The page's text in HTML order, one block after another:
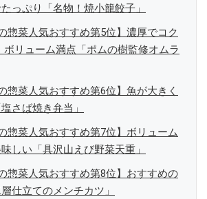
っぷり「名物！焼小籠餃子」
惣菜人気おすすめ第5位】濃厚でコク
ボリューム満点「ポムの樹監修オムラ
惣菜人気おすすめ第6位】魚が大きく
さば焼き弁当」
惣菜人気おすすめ第7位】ボリューム
しい「具沢山えび野菜天重」
惣菜人気おすすめ第8位】おすすめの
仕立てのメンチカツ」